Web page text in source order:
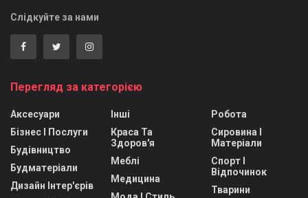
Слідкуйте за нами
Перегляд за категорією
Аксесуари
Бізнес І Послуги
Будівництво
Будматеріали
Дизайн Інтер'єрів
Інші
Краса Та
Здоров'я
Меблі
Медицина
Робота
Сировина І
Матеріали
Спорт І
Відпочинок
Тварини